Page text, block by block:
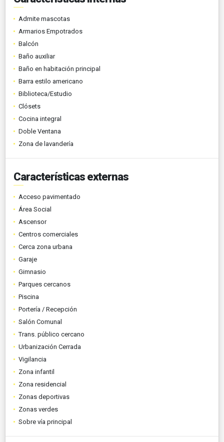
Admite mascotas
Armarios Empotrados
Balcón
Baño auxiliar
Baño en habitación principal
Barra estilo americano
Biblioteca/Estudio
Clósets
Cocina integral
Doble Ventana
Zona de lavandería
Características externas
Acceso pavimentado
Área Social
Ascensor
Centros comerciales
Cerca zona urbana
Garaje
Gimnasio
Parques cercanos
Piscina
Portería / Recepción
Salón Comunal
Trans. público cercano
Urbanización Cerrada
Vigilancia
Zona infantil
Zona residencial
Zonas deportivas
Zonas verdes
Sobre vía principal